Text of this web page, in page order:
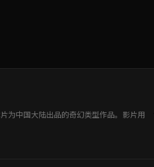
为中国大陆出品的奇幻类型作品。影片用